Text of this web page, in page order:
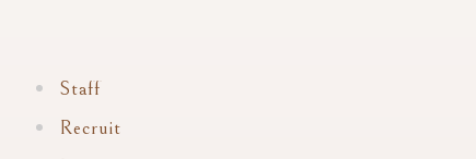
Staff
Recruit